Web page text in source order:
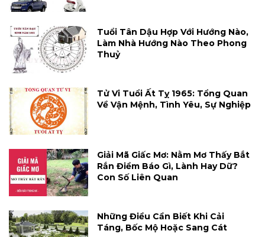
Tuổi Tân Dậu Hợp Với Hướng Nào,
Làm Nhà Hướng Nào Theo Phong
Thuỷ
Tử Vi Tuổi Ất Tỵ 1965: Tổng Quan
Về Vận Mệnh, Tình Yêu, Sự Nghiệp
Giải Mã Giấc Mơ: Nằm Mơ Thấy Bắt
Rắn Điềm Báo Gì, Lành Hay Dữ?
Con Số Liên Quan
Những Điều Cần Biết Khi Cải
Táng, Bốc Mộ Hoặc Sang Cát